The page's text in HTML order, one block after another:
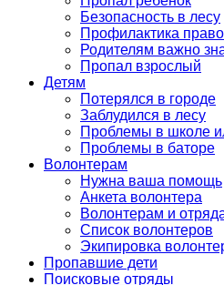
Безопасность в лесу
Профилактика
Родителям важно
Пропал взрослый
Детям
Потерялся в городе
Заблудился в лесу
Проблемы в школе
Проблемы в баторе
Волонтерам
Нужна ваша помощь
Анкета волонтера
Волонтерам и
Список волонтеров
Экипировка
Пропавшие дети
Поисковые отряды